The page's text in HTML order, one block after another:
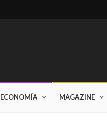
ECONOMÍA MAGAZINE